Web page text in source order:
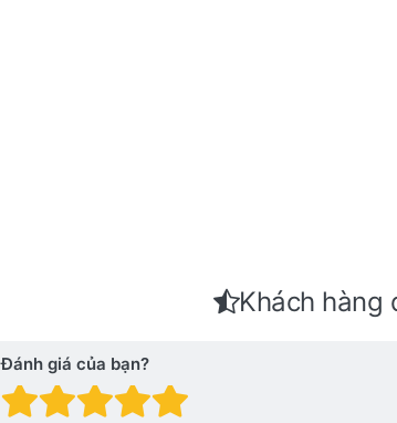
Khách hàng
Đánh giá của bạn?
Đánh giá: 4 trên
Đánh giá: 3 trên 5
Đánh giá: 2 trên 5
Đánh giá: 1 trên 5 sao.